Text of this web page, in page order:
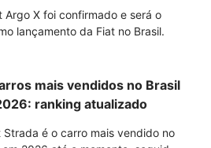
Argo X foi confirmado e será o
lançamento da Fiat no Brasil.
mais vendidos no Brasil
ranking atualizado
Strada é o carro mais vendido no